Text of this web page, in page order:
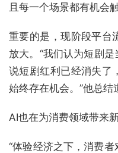
且每一个场景都有机会
重要的是，现阶段平台
放大。“我们认为短剧
说短剧红利已经消失了
始终存在机会。”他总结
AI也在为消费领域带来新
“体验经济之下，消费